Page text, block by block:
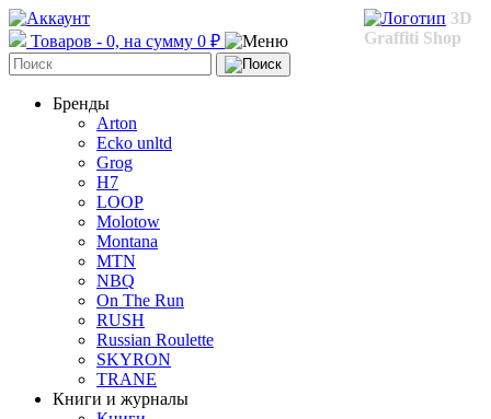
3D
Graffiti Shop
Товаров - 0, на сумму 0 ₽
Бренды
Arton
Ecko unltd
Grog
H7
LOOP
Molotow
Montana
MTN
NBQ
On The Run
RUSH
Russian Roulette
SKYRON
TRANE
Книги и журналы